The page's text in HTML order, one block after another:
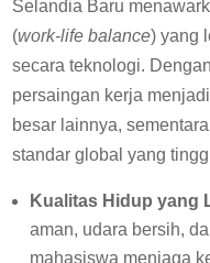
Selandia Baru
(work-life balance) yang
secara teknologi.
persaingan kerja
besar lainnya,
standar global yang
Kualitas Hidup yang
aman, udara bersih,
mahasiswa menjaga